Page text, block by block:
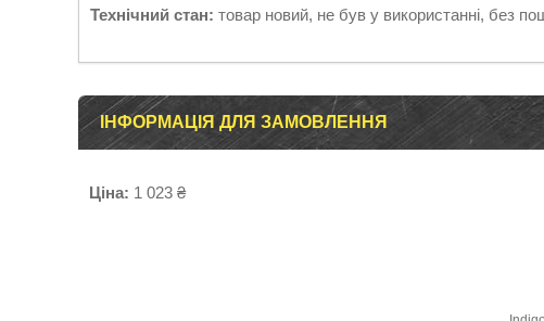
Технічний стан: товар новий, не був у використанні, без
ІНФОРМАЦІЯ ДЛЯ ЗАМОВЛЕННЯ
Ціна: 1 023 ₴